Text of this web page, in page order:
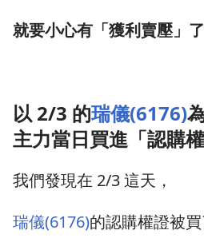
就要小心有「獲利賣壓」了
以 2/3 的瑞儀(6176)
主力當日買進「認購
我們發現在 2/3 這天，
瑞儀(6176)的認購權證被買